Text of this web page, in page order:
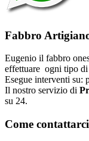
Fabbro
Eugenio il fabbro
effettuare ogni tipo di
Esegue interventi su:
Il nostro servizio di
su 24.
Come